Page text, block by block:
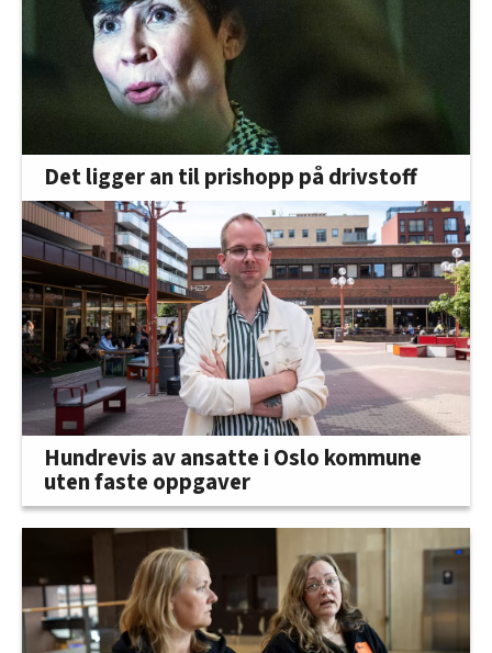
Det ligger an til prishopp på drivstoff
Hundrevis av ansatte i Oslo kommune
uten faste oppgaver